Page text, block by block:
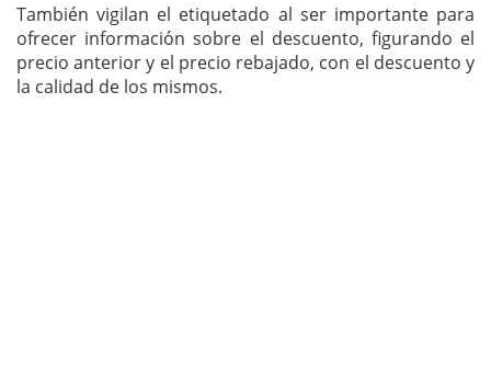
También vigilan el etiquetado al ser importante para
ofrecer información sobre el descuento, figurando el
precio anterior y el precio rebajado, con el descuento y
la calidad de los mismos.